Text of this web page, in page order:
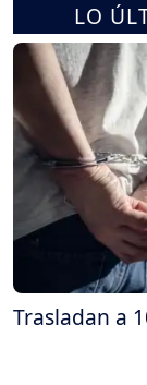
LO
Trasladan a